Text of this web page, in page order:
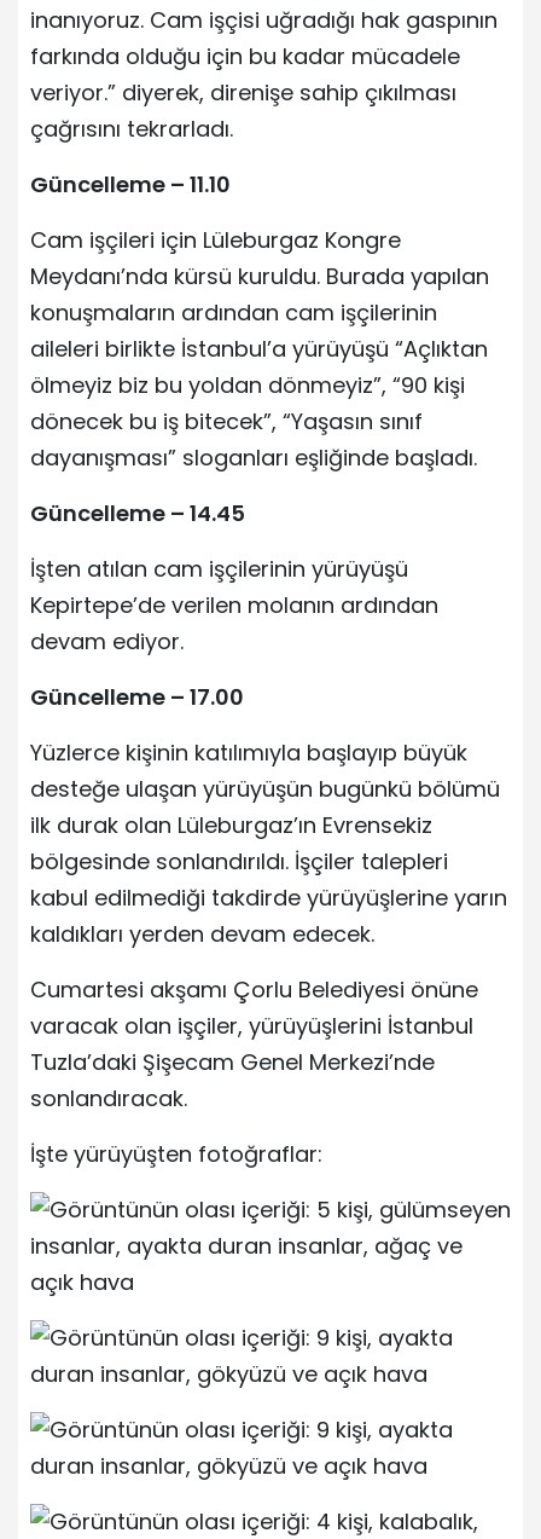
inanıyoruz. Cam işçisi uğradığı hak gaspının
farkında olduğu için bu kadar mücadele
veriyor.” diyerek, direnişe sahip çıkılması
çağrısını tekrarladı.
Güncelleme – 11.10
Cam işçileri için Lüleburgaz Kongre
Meydanı’nda kürsü kuruldu. Burada yapılan
konuşmaların ardından cam işçilerinin
aileleri birlikte İstanbul’a yürüyüşü “Açlıktan
ölmeyiz biz bu yoldan dönmeyiz”, “90 kişi
dönecek bu iş bitecek”, “Yaşasın sınıf
dayanışması” sloganları eşliğinde başladı.
Güncelleme – 14.45
İşten atılan cam işçilerinin yürüyüşü
Kepirtepe’de verilen molanın ardından
devam ediyor.
Güncelleme – 17.00
Yüzlerce kişinin katılımıyla başlayıp büyük
desteğe ulaşan yürüyüşün bugünkü bölümü
ilk durak olan Lüleburgaz’ın Evrensekiz
bölgesinde sonlandırıldı. İşçiler talepleri
kabul edilmediği takdirde yürüyüşlerine yarın
kaldıkları yerden devam edecek.
Cumartesi akşamı Çorlu Belediyesi önüne
varacak olan işçiler, yürüyüşlerini İstanbul
Tuzla’daki Şişecam Genel Merkezi’nde
sonlandıracak.
İşte yürüyüşten fotoğraflar: